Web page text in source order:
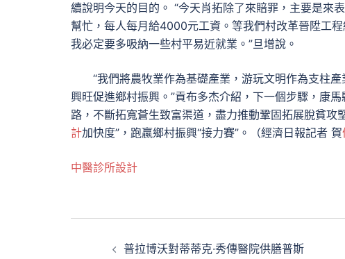
續說明今天的目的。 “今天肖拓除了來賠罪，主要是來
幫忙，每人每月給4000元工資。等我們村改革晉陞工
我必定要多吸納一些村平易近就業。”旦增說。
“我們將農牧業作為基礎產業，游玩文明作為支柱
興旺促進鄉村振興。”貢布多杰介紹，下一個步驟，康馬
路，不斷拓寬蒼生致富渠道，盡力推動鞏固拓展脫貧攻
計加快度”，跑贏鄉村振興“接力賽”。（經濟日報記者 賀
中醫診所設計
普拉博沃對蒂蒂克·秀傳醫院供膳普斯